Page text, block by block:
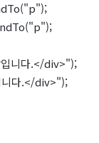
니다.</div>");
다.</div>");